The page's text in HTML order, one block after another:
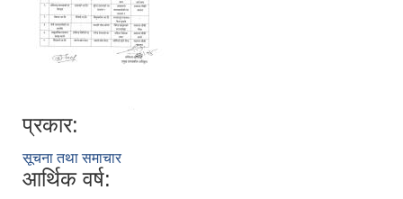
प्रकार:
सूचना तथा समाचार
आर्थिक वर्ष: